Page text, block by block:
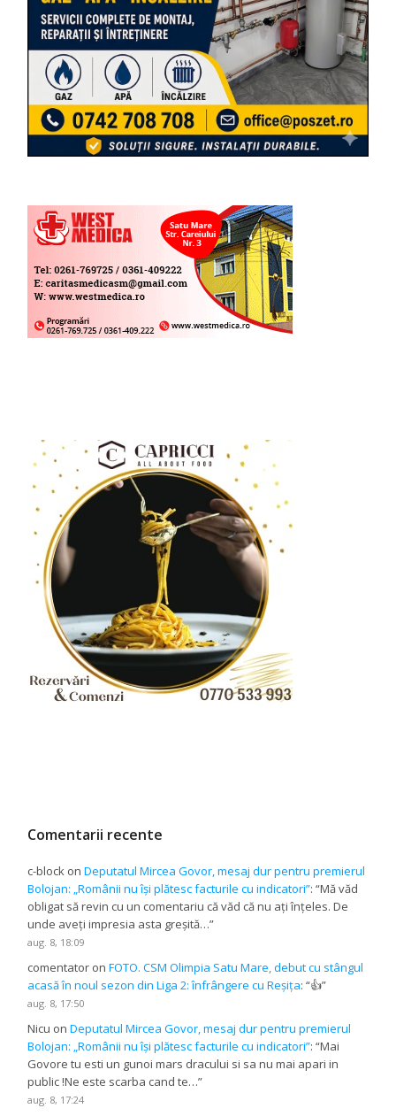
Comentarii recente
c-block onDeputatul Mircea Govor, mesaj dur pentru premierul
Bolojan: „Românii nu își plătesc facturile cu indicatori”: “Mă văd
obligat să revin cu un comentariu că văd că nu ați înțeles. De
unde aveți impresia asta greșită…”
aug. 8, 18:09
comentator onFOTO. CSM Olimpia Satu Mare, debut cu stângul
acasă în noul sezon din Liga 2: înfrângere cu Reșița: “👍”
aug. 8, 17:50
Nicu onDeputatul Mircea Govor, mesaj dur pentru premierul
Bolojan: „Românii nu își plătesc facturile cu indicatori”: “Mai
Govore tu esti un gunoi mars dracului si sa nu mai apari in
public !Ne este scarba cand te…”
aug. 8, 17:24